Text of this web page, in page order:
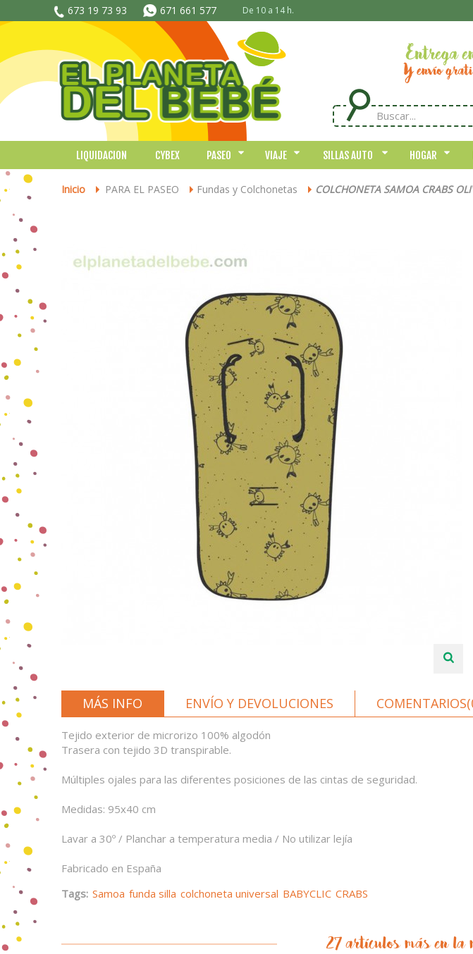
673 19 73 93 671 661 577 De 10 a 14 h.
LIQUIDACION CYBEX PASEO VIAJE SILLAS AUTO HOGAR
Inicio > PARA EL PASEO > Fundas y Colchonetas > COLCHONETA SAMOA CRABS
MÁS INFO ENVÍO Y DEVOLUCIONES
Tejido exterior de microrizo 100% algodón
Trasera con tejido 3D transpirable.
Múltiples ojales para las diferentes posiciones de las cintas de seguridad.
Medidas: 95x40 cm
Lavar a 30º / Planchar a temperatura media / No utilizar lejía
Fabricado en España
Tags: Samoa funda silla colchoneta universal BABYCLIC CRABS
27 artículos más en la